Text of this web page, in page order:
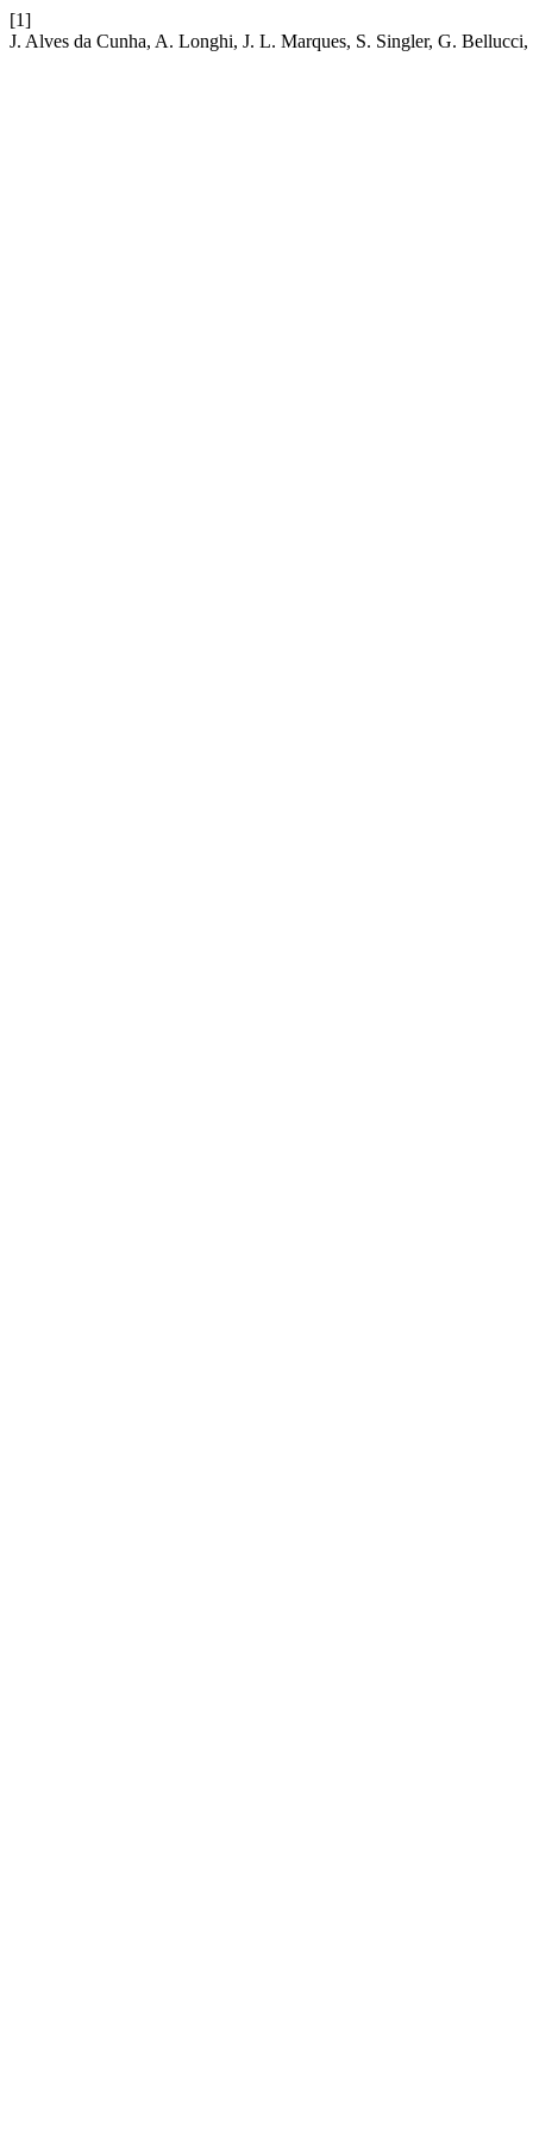
[1]
J. Alves da Cunha, A. Longhi, J. L. Marques, S. Singler, G.